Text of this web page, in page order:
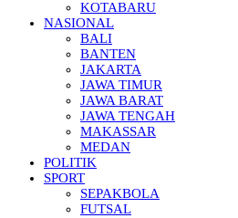
KOTABARU
NASIONAL
BALI
BANTEN
JAKARTA
JAWA TIMUR
JAWA BARAT
JAWA TENGAH
MAKASSAR
MEDAN
POLITIK
SPORT
SEPAKBOLA
FUTSAL